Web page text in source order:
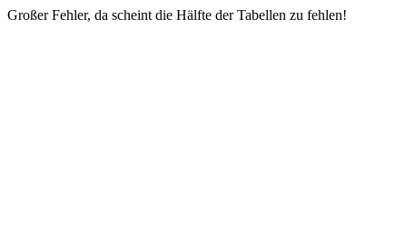
Großer Fehler, da scheint die Hälfte der Tabellen zu fehlen!